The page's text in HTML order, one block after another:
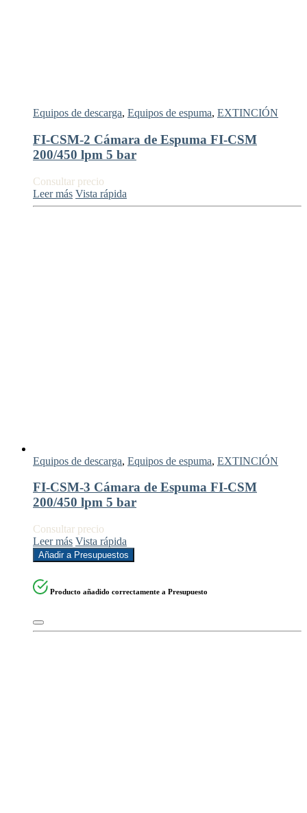
Equipos de descarga, Equipos de espuma, EXTINCIÓN
FI-CSM-2 Cámara de Espuma FI-CSM
200/450 lpm 5 bar
Consultar precio
Leer más Vista rápida
Equipos de descarga, Equipos de espuma, EXTINCIÓN
FI-CSM-3 Cámara de Espuma FI-CSM
200/450 lpm 5 bar
Consultar precio
Leer más Vista rápida
Añadir a Presupuestos
Producto añadido correctamente a Presupuesto